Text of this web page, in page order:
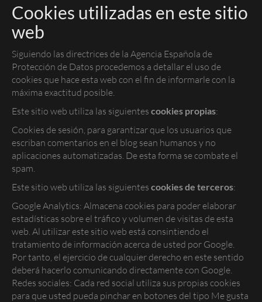
Cookies utilizadas en este sitio
web
Siguiendo las directrices de la Agencia Española de
Protección de Datos procedemos a detallar el uso de
cookies que hace esta web con el fin de informarle con la
máxima exactitud posible.
Este sitio web utiliza las siguientes cookies propias:
Cookies de sesión, para garantizar que los usuarios que
escriban comentarios en el blog sean humanos y no
aplicaciones automatizadas. De esta forma se combate el
spam.
Este sitio web utiliza las siguientes cookies de terceros:
Google Analytics: Almacena cookies para poder elaborar
estadísticas sobre el tráfico y volumen de visitas de esta
web. Al utilizar este sitio web está consintiendo el
tratamiento de información acerca de usted por Google.
Por tanto, el ejercicio de cualquier derecho en este sentido
deberá hacerlo comunicando directamente con Google.
Redes sociales: Cada red social utiliza sus propias cookies
para que usted pueda pinchar en botones del tipo Me gusta